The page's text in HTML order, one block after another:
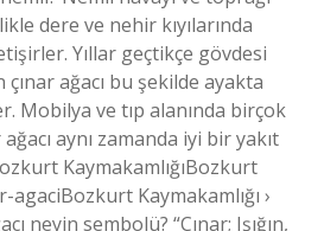
dere ve nehir kıyılarında
Yıllar geçtikçe gövdesi
ağacı bu şekilde ayakta
Mobilya ve tıp alanında birçok
aynı zamanda iyi bir yakıt
KaymakamlığıBozkurt
agaciBozkurt Kaymakamlığı ›
neyin sembolü? “Çınar; Işığın,